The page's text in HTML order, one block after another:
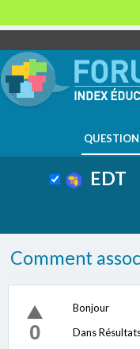
EDT
Comment
0
Bonjour
Dans